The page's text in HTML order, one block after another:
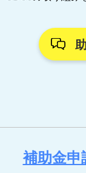
補助金申